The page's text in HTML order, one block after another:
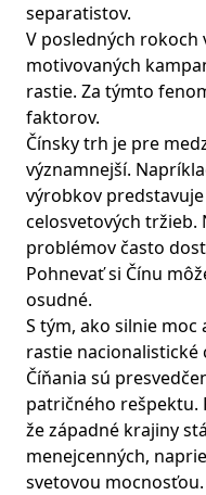
separatistov.
V posledných
motivovaných
rastie. Za týmto
faktorov.
Čínsky trh je pre
významnejší.
výrobkov
celosvetových tržieb.
problémov často
Pohnevať si Čínu
osudné.
S tým, ako silnie moc
rastie nacionalistické
Číňania sú
patričného rešpektu.
že západné krajiny
menejcenných,
svetovou